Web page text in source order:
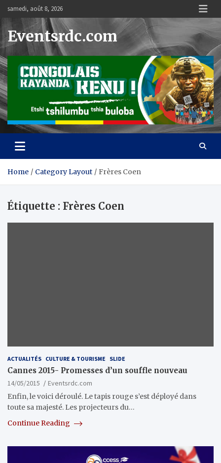
content
samedi, août 8, 2026
Eventsrdc.com
Home Category Layout Frères Coen
Étiquette : Frères Coen
ACTUALITÉS CULTURE & TOURISME SLIDE
Cannes 2015- Promesses d’un souffle nouveau
14/05/2015
Eventsrdc.com
Enfin, le voici déroulé. Le tapis rouge s’est déployé dans
toute sa majesté. Les projecteurs du…
Continue Reading